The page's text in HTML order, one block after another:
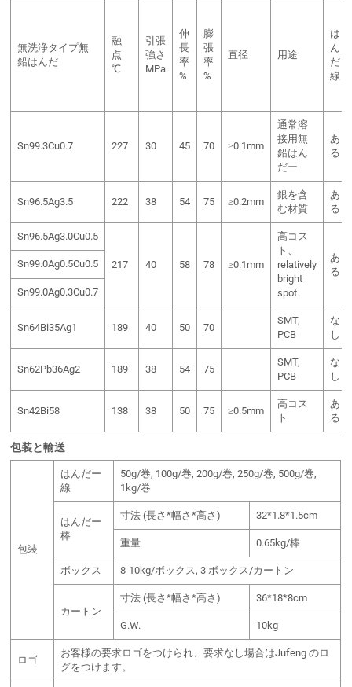
無洗浄タイプ無
鉛はんだ
融
点
℃
引張
強さ
MPa
伸
長
率
%
膨
張
率
%
直径 用途
は
ん
だ
線
Sn99.3Cu0.7 227 30 45 70 ≥0.1mm
通常溶
接用無
鉛はん
だー
あ
る
Sn96.5Ag3.5 222 38 54 75 ≥0.2mm
銀を含
む材質
あ
る
Sn96.5Ag3.0Cu0.5
217 40 58 78 ≥0.1mm
高コス
ト、
relatively
bright
spot
あ
る
Sn99.0Ag0.5Cu0.5
Sn99.0Ag0.3Cu0.7
Sn64Bi35Ag1 189 40 50 70
SMT,
PCB
な
し
Sn62Pb36Ag2 189 38 54 75
SMT,
PCB
な
し
Sn42Bi58 138 38 50 75 ≥0.5mm
高コス
ト
あ
る
包装と輸送
包装
はんだー
線
50g/巻, 100g/巻, 200g/巻, 250g/巻, 500g/巻,
1kg/巻
はんだー
棒
寸法 (長さ*幅さ*高さ) 32*1.8*1.5cm
重量 0.65kg/棒
ボックス 8-10kg/ボックス, 3 ボックス/カートン
カートン
寸法 (長さ*幅さ*高さ) 36*18*8cm
G.W. 10kg
ロゴ
お客様の要求ロゴをつけられ、要求なし場合はJufeng のロ
グをつけます。